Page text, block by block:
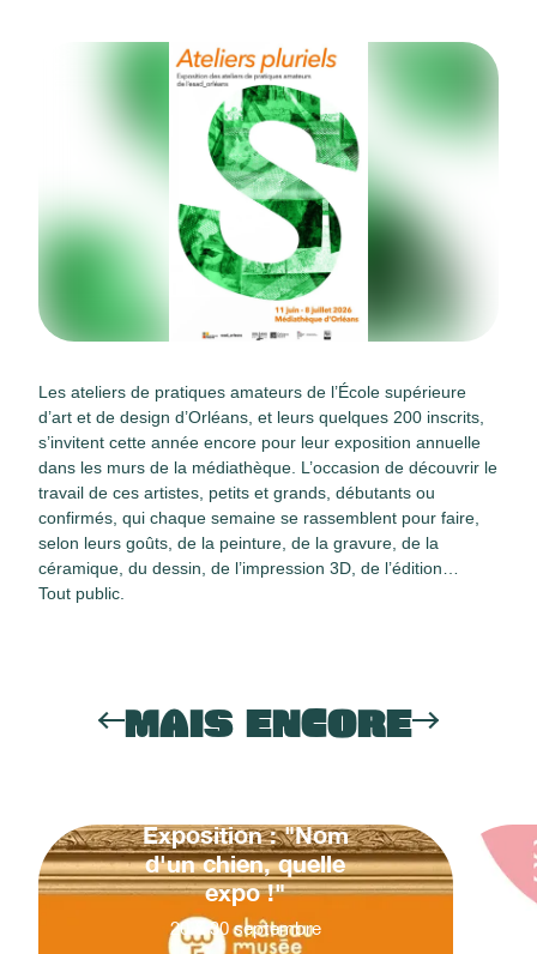
Les ateliers de pratiques amateurs de l’École supérieure
d’art et de design d’Orléans, et leurs quelques 200 inscrits,
s’invitent cette année encore pour leur exposition annuelle
dans les murs de la médiathèque. L’occasion de découvrir le
travail de ces artistes, petits et grands, débutants ou
confirmés, qui chaque semaine se rassemblent pour faire,
selon leurs goûts, de la peinture, de la gravure, de la
céramique, du dessin, de l’impression 3D, de l’édition…
Tout public.
MAIS ENCORE
Exposition : "Nom
d'un chien, quelle
expo !"
20 30 septembre